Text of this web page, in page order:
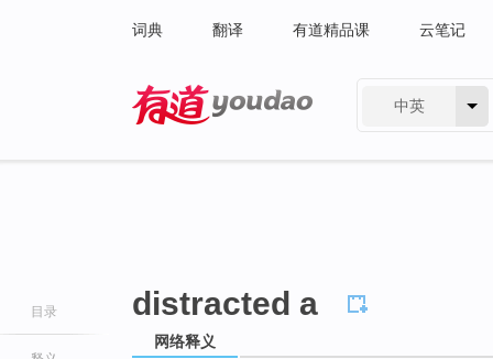
词典 翻译 有道精品课 云笔记
中英
目录 distracted a
网络释义